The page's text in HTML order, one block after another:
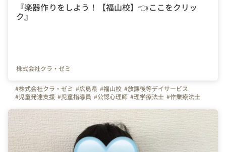
『楽器作りをしよう！【福山校】👈ここをクリッ
ク』
株式会社クラ・ゼミ
#株式会社クラ・ゼミ #広島県 #福山校 #放課後等デイサービス
#児童発達支援 #児童指導員 #公認心理師 #理学療法士 #作業療法士